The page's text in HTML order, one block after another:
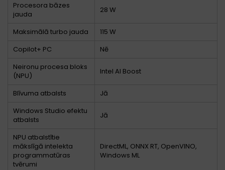
Procesora bāzes
jauda
28 W
Maksimālā turbo jauda
115 W
Copilot+ PC
Nē
Neironu procesa bloks
(NPU)
Intel AI Boost
Blīvuma atbalsts
Jā
Windows Studio efektu
atbalsts
Jā
NPU atbalstītie
mākslīgā intelekta
programmatūras
tvērumi
DirectML, ONNX RT, OpenVINO,
Windows ML